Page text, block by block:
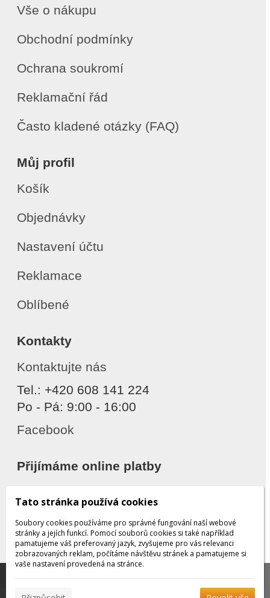
Vše o nákupu
Obchodní podmínky
Ochrana soukromí
Reklamační řád
Často kladené otázky (FAQ)
Můj profil
Košík
Objednávky
Nastavení účtu
Reklamace
Oblíbené
Kontakty
Kontaktujte nás
Tel.: +420 608 141 224
Po - Pá: 9:00 - 16:00
Facebook
Přijímáme online platby
Děkujeme za důvěru
pomáhají poskytovat služby. Používáním našich služeb
✖
Tato stránka používá cookies
Soubory cookies používáme pro správné fungování naší webové
stránky a jejích funkcí. Pomocí souborů cookies si také například
pamatujeme váš preferovaný jazyk, zvyšujeme pro vás relevanci
zobrazovaných reklam, počítáme návštěvu stránek a pamatujeme si
vaše nastavení provedená na stránce.